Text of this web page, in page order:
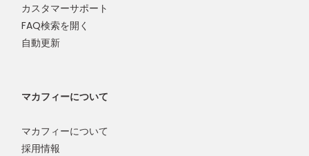
カスタマーサポート
FAQ検索を開く
自動更新
マカフィーについて
マカフィーについて
採用情報